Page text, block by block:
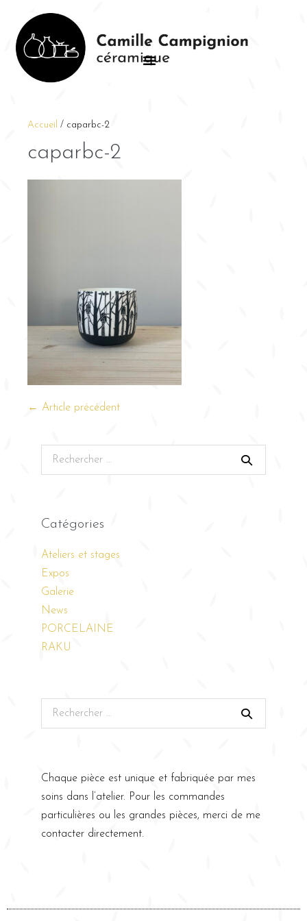
Accueil / caparbc-2
caparbc-2
← Article précédent
Catégories
Ateliers et stages
Expos
Galerie
News
PORCELAINE
RAKU
Chaque pièce est unique et fabriquée par mes
soins dans l’atelier. Pour les commandes
particulières ou les grandes pièces, merci de me
contacter directement.